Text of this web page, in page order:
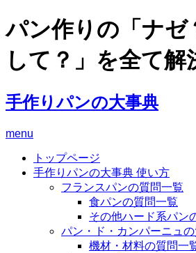
パン作りの「ナゼ
して？」を全て解
手作りパンの大事典
menu
トップページ
手作りパンの大事典 使い方
フランスパンの質問一覧
食パンの質問一覧
その他ハード系パン
パン・ド・カンパーニュ
機材・材料の質問一